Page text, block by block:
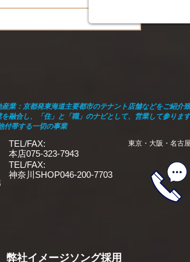
業：京都発東海道主要都市のテナント店舗などをご紹介
融合し、「住」と「職」のナビとして、営業して参ります
付帯する一切の事業
TEL/FAX:
本店075-323-7943
TEL/FAX:
神奈川SHOP046-200-7703
東京・大阪・名古
弊社イメージソング採用